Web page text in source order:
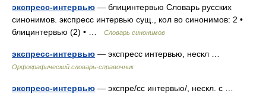
экспресс-интервью — блицинтервью Словарь русских
синонимов. экспресс интервью сущ., кол во синонимов: 2 •
блицинтервью (2) • …
Словарь синонимов
экспресс-интервью — экспресс интервью, нескл …
Орфографический словарь-справочник
экспресс-интервью — экспре/сс интервью/, нескл. с …